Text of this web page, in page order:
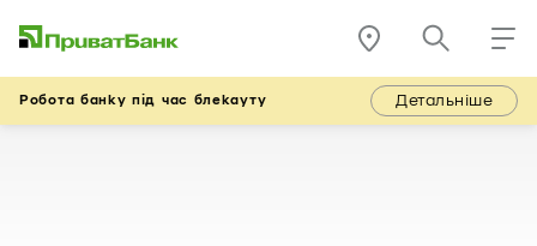
Робота банку під час блекауту Детальніше